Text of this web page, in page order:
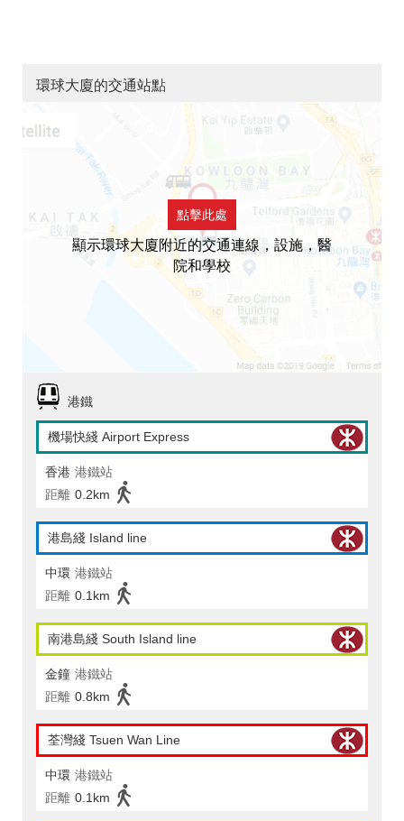
環球大廈的交通站點
點擊此處
顯示環球大廈附近的交通連線，設施，醫
院和學校
港鐵
機場快綫 Airport Express
香港 港鐵站
距離 0.2km
港島綫 Island line
中環 港鐵站
距離 0.1km
南港島綫 South Island line
金鐘 港鐵站
距離 0.8km
荃灣綫 Tsuen Wan Line
中環 港鐵站
距離 0.1km